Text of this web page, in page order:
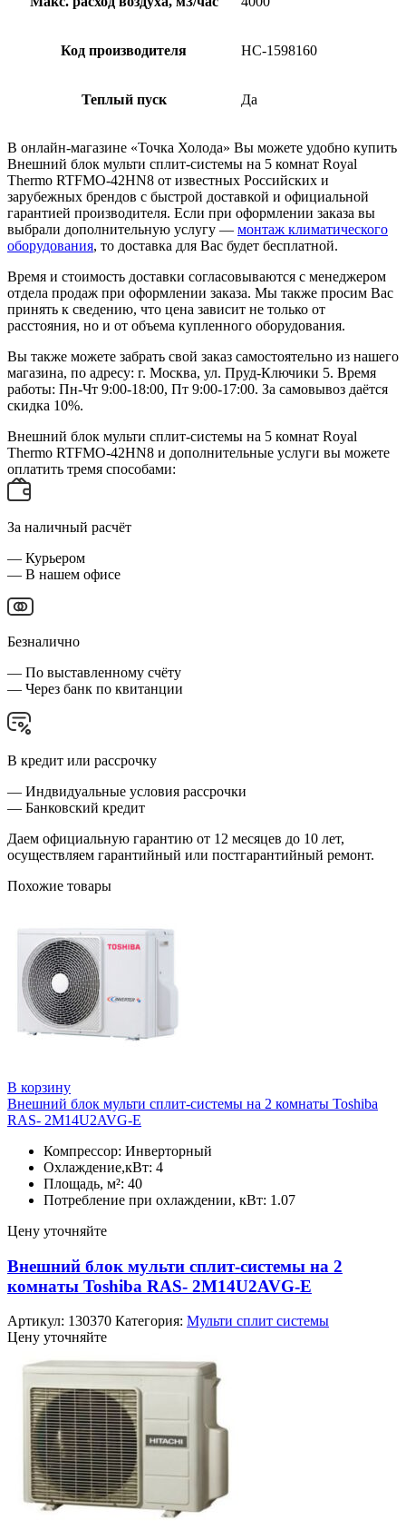
Код производителя НС-1598160
Теплый пуск Да
В онлайн-магазине «Точка Холода» Вы можете удобно купить
Внешний блок мульти сплит-системы на 5 комнат Royal
Thermo RTFMO-42HN8 от известных Российских и
зарубежных брендов с быстрой доставкой и официальной
гарантией производителя. Если при оформлении заказа вы
выбрали дополнительную услугу — монтаж климатического
оборудования, то доставка для Вас будет бесплатной.
Время и стоимость доставки согласовываются с менеджером
отдела продаж при оформлении заказа. Мы также просим Вас
принять к сведению, что цена зависит не только от
расстояния, но и от объема купленного оборудования.
Вы также можете забрать свой заказ самостоятельно из нашего
магазина, по адресу: г. Москва, ул. Пруд-Ключики 5. Время
работы: Пн-Чт 9:00-18:00, Пт 9:00-17:00. За самовывоз даётся
скидка 10%.
Внешний блок мульти сплит-системы на 5 комнат Royal
Thermo RTFMO-42HN8 и дополнительные услуги вы можете
оплатить тремя способами:
За наличный расчёт
— Курьером
— В нашем офисе
Безналично
— По выставленному счёту
— Через банк по квитанции
В кредит или рассрочку
— Индвидуальные условия рассрочки
— Банковский кредит
Даем официальную гарантию от 12 месяцев до 10 лет,
осуществляем гарантийный или постгарантийный ремонт.
Похожие товары
В корзину
Внешний блок мульти сплит-системы на 2 комнаты Toshiba
RAS- 2M14U2AVG-E
Компрессор: Инверторный
Охлаждение,кВт: 4
Площадь, м²: 40
Потребление при охлаждении, кВт: 1.07
Цену уточняйте
Внешний блок мульти сплит-системы на 2
комнаты Toshiba RAS- 2M14U2AVG-E
Артикул: 130370 Категория: Мульти сплит системы
Цену уточняйте